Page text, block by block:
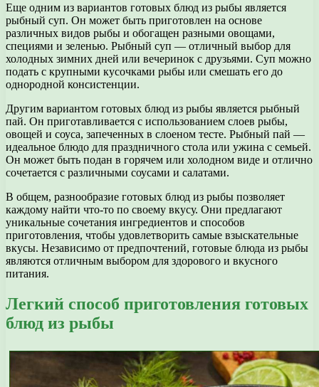
Еще одним из вариантов готовых блюд из рыбы является
рыбный суп. Он может быть приготовлен на основе
различных видов рыбы и обогащен разными овощами,
специями и зеленью. Рыбный суп — отличный выбор для
холодных зимних дней или вечеринок с друзьями. Суп можно
подать с крупными кусочками рыбы или смешать его до
однородной консистенции.
Другим вариантом готовых блюд из рыбы является рыбный
пай. Он приготавливается с использованием слоев рыбы,
овощей и соуса, запеченных в слоеном тесте. Рыбный пай —
идеальное блюдо для праздничного стола или ужина с семьей.
Он может быть подан в горячем или холодном виде и отлично
сочетается с различными соусами и салатами.
В общем, разнообразие готовых блюд из рыбы позволяет
каждому найти что-то по своему вкусу. Они предлагают
уникальные сочетания ингредиентов и способов
приготовления, чтобы удовлетворить самые взыскательные
вкусы. Независимо от предпочтений, готовые блюда из рыбы
являются отличным выбором для здорового и вкусного
питания.
Легкий способ приготовления готовых
блюд из рыбы